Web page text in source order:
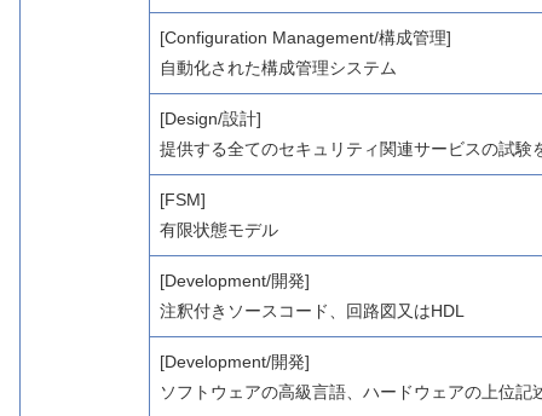
[Configuration Management/構成管理]
自動化された構成管理システム
[Design/設計]
提供する全てのセキュリティ関連サービスの試
[FSM]
有限状態モデル
[Development/開発]
注釈付きソースコード、回路図又はHDL
[Development/開発]
ソフトウェアの高級言語、ハードウェアの上位記